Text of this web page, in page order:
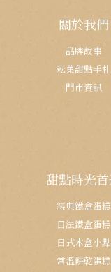
關於我們
品牌故事
耘菓甜點手札
門市資訊
甜點時光
經典鐵盒蛋糕
日法鐵盒蛋糕
日式木盒小點
常溫餅乾蛋糕